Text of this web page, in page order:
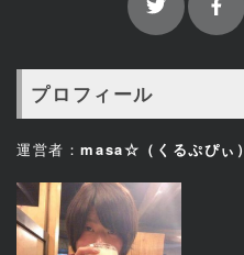
プロフィール
運営者：masa☆（くるぷぴぃ）